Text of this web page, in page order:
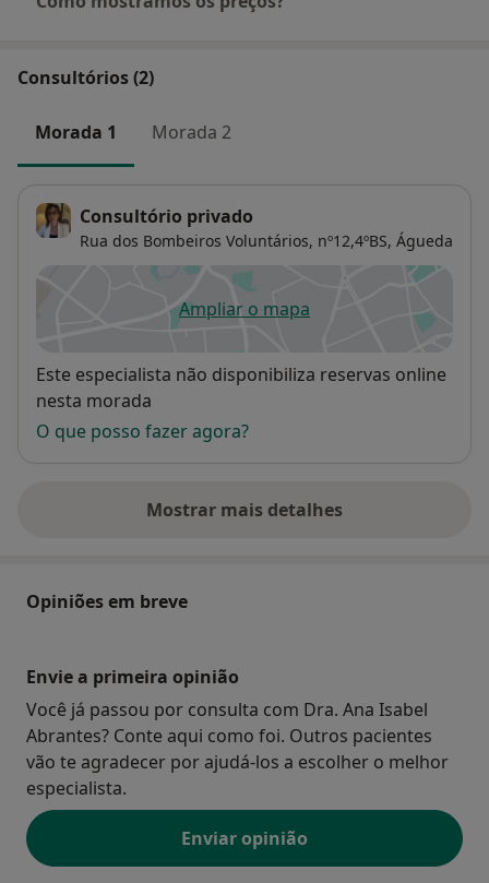
Consultórios (2)
Morada 1 Morada 2
Consultório privado
Rua dos Bombeiros Voluntários, nº12,4ºBS, Águeda
Ampliar o mapaabre num novo separador
Disponibilidade
Este especialista não disponibiliza reservas online
nesta morada
O que posso fazer agora?
Mostrar mais detalhes
sobre o endereço
Opiniões em breve
Envie a primeira opinião
Você já passou por consulta com Dra. Ana Isabel
Abrantes? Conte aqui como foi. Outros pacientes
vão te agradecer por ajudá-los a escolher o melhor
especialista.
Enviar opinião